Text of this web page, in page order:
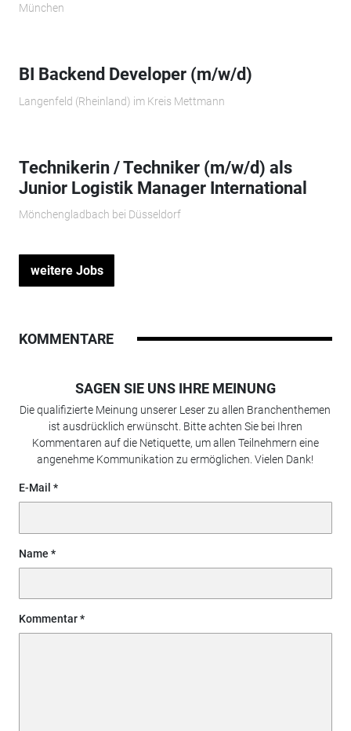
München
BI Backend Developer (m/w/d)
Langenfeld (Rheinland) im Kreis Mettmann
Technikerin / Techniker (m/w/d) als
Junior Logistik Manager International
Mönchengladbach bei Düsseldorf
weitere Jobs
KOMMENTARE
SAGEN SIE UNS IHRE MEINUNG
Die qualifizierte Meinung unserer Leser zu allen Branchenthemen
ist ausdrücklich erwünscht. Bitte achten Sie bei Ihren
Kommentaren auf die Netiquette, um allen Teilnehmern eine
angenehme Kommunikation zu ermöglichen. Vielen Dank!
E-Mail
Name
Kommentar